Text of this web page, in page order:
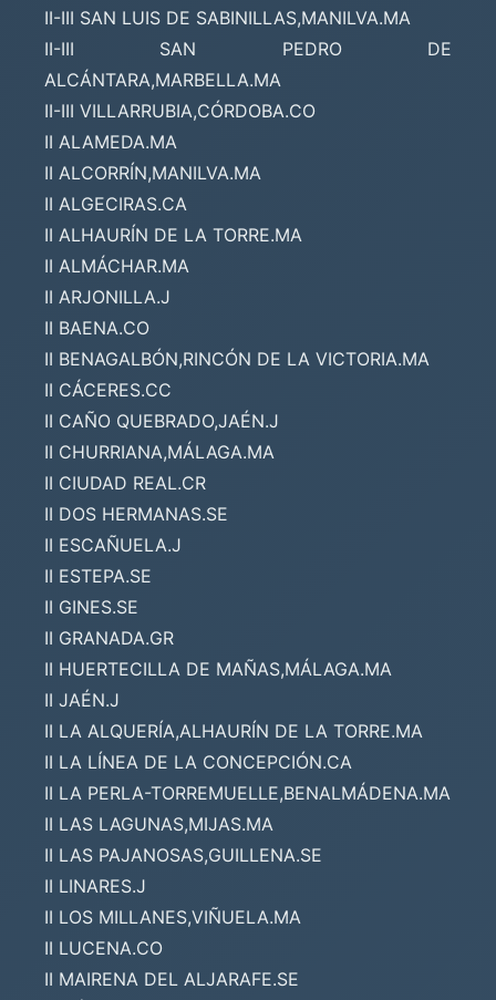
II-III SAN LUIS DE SABINILLAS,MANILVA.MA
II-III SAN PEDRO DE
ALCÁNTARA,MARBELLA.MA
II-III VILLARRUBIA,CÓRDOBA.CO
II ALAMEDA.MA
II ALCORRÍN,MANILVA.MA
II ALGECIRAS.CA
II ALHAURÍN DE LA TORRE.MA
II ALMÁCHAR.MA
II ARJONILLA.J
II BAENA.CO
II BENAGALBÓN,RINCÓN DE LA VICTORIA.MA
II CÁCERES.CC
II CAÑO QUEBRADO,JAÉN.J
II CHURRIANA,MÁLAGA.MA
II CIUDAD REAL.CR
II DOS HERMANAS.SE
II ESCAÑUELA.J
II ESTEPA.SE
II GINES.SE
II GRANADA.GR
II HUERTECILLA DE MAÑAS,MÁLAGA.MA
II JAÉN.J
II LA ALQUERÍA,ALHAURÍN DE LA TORRE.MA
II LA LÍNEA DE LA CONCEPCIÓN.CA
II LA PERLA-TORREMUELLE,BENALMÁDENA.MA
II LAS LAGUNAS,MIJAS.MA
II LAS PAJANOSAS,GUILLENA.SE
II LINARES.J
II LOS MILLANES,VIÑUELA.MA
II LUCENA.CO
II MAIRENA DEL ALJARAFE.SE